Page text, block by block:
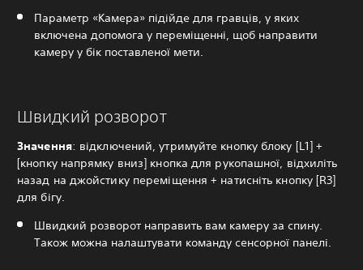
Параметр «Камера» підійде для гравців, у яких
включена допомога у переміщенні, щоб направити
камеру у бік поставленої мети.
Швидкий розворот
Значення: відключений, утримуйте кнопку блоку [L1] +
[кнопку напрямку вниз] кнопка для рукопашної, відхиліть
назад на джойстику переміщення + натисніть кнопку [R3]
для бігу.
Швидкий розворот направить вам камеру за спину.
Також можна налаштувати команду сенсорної панелі.